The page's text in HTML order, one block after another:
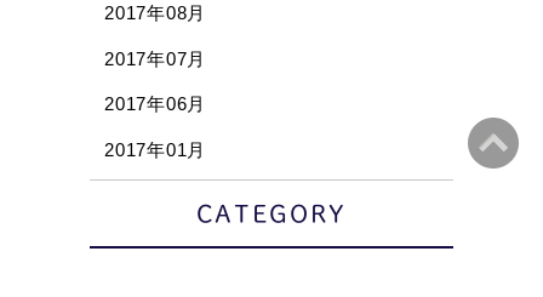
2017年08月
2017年07月
2017年06月
2017年01月
CATEGORY